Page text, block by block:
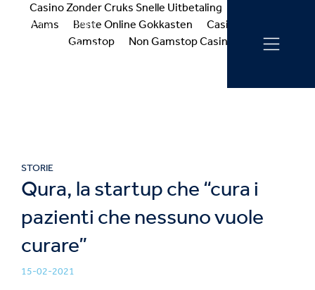
Casino Zonder Cruks Snelle Uitbetaling
Aams
Beste Online Gokkasten
Casinos Not On
Gamstop
Non Gamstop Casinos
STORIE
Qura, la startup che “cura i
pazienti che nessuno vuole
curare”
15-02-2021